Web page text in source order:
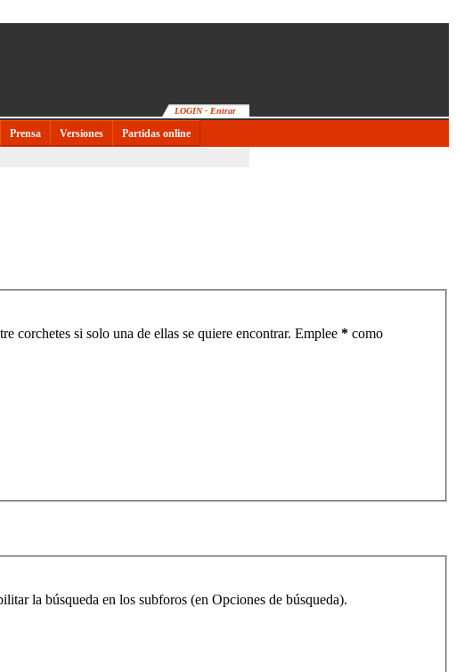
LOGIN - Entrar
Prensa Versiones Partidas online
corchetes si solo una de ellas se quiere encontrar. Emplee * como
la búsqueda en los subforos (en Opciones de búsqueda).